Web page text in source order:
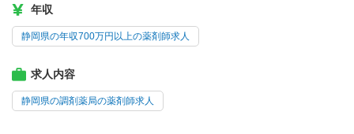
年収
静岡県の年収700万円以上の薬剤師求人
求人内容
静岡県の調剤薬局の薬剤師求人